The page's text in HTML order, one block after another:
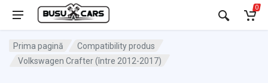
0
Prima pagină
Compatibility produs
Volkswagen Crafter (între 2012-2017)